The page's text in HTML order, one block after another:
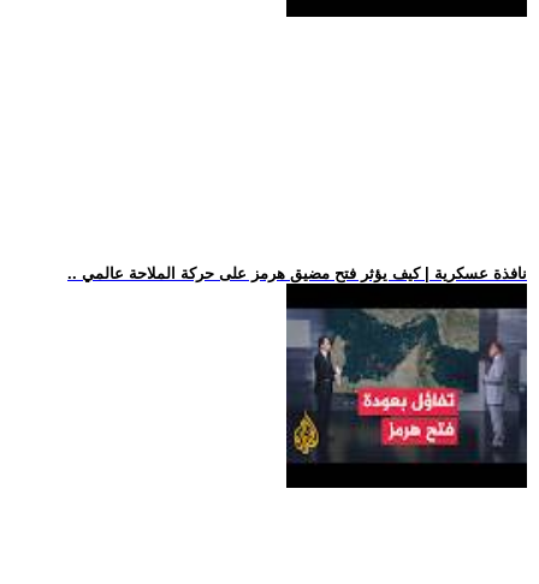
.. نافذة عسكرية | كيف يؤثر فتح مضيق هرمز على حركة الملاحة عالمي